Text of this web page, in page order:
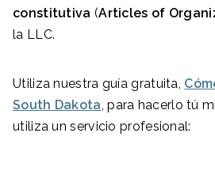
constitutiva (Articles of
la LLC.
Utiliza nuestra guía gratuita,
South Dakota, para hacerlo tú
utiliza un servicio profesional: